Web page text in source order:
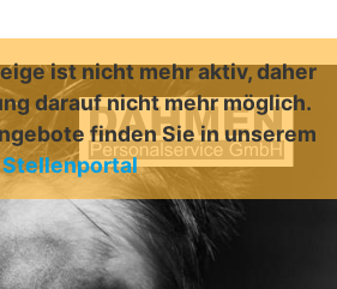
ist nicht mehr aktiv, daher
darauf nicht mehr möglich.
finden Sie in unserem
Stellenportal